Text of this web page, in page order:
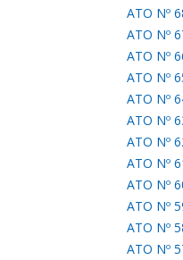
ATO Nº
ATO Nº
ATO Nº
ATO Nº
ATO Nº
ATO Nº
ATO Nº
ATO Nº
ATO Nº
ATO Nº
ATO Nº
ATO Nº